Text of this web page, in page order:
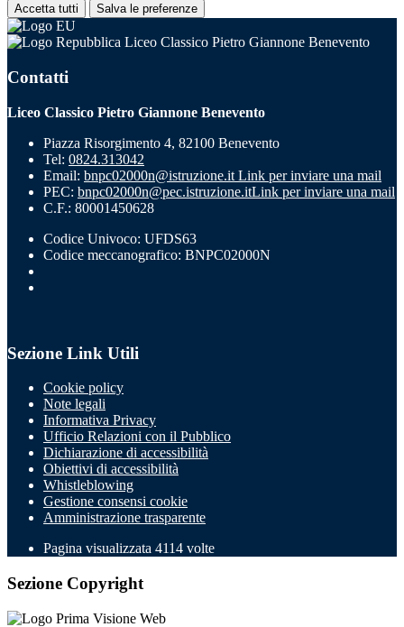
Accetta tutti Salva le preferenze
Liceo Classico Pietro Giannone Benevento
Contatti
Liceo Classico Pietro Giannone Benevento
Piazza Risorgimento 4, 82100 Benevento
Tel: 0824.313042
Email: bnpc02000n@istruzione.it Link per inviare una mail
PEC: bnpc02000n@pec.istruzione.itLink per inviare una mail
C.F.: 80001450628
Codice Univoco: UFDS63
Codice meccanografico: BNPC02000N
Sezione Link Utili
Cookie policy
Note legali
Informativa Privacy
Ufficio Relazioni con il Pubblico
Dichiarazione di accessibilità
Obiettivi di accessibilità
Whistleblowing
Gestione consensi cookie
Amministrazione trasparente
Pagina visualizzata 4114 volte
Sezione Copyright